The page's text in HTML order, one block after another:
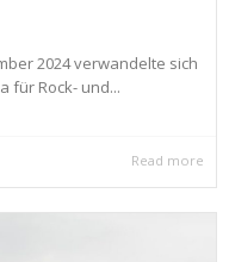
2024 verwandelte sich
für Rock- und...
Read more